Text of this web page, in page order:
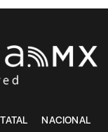
NACIONAL